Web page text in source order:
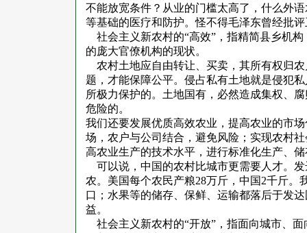
不能放宽条件？从业的门槛太高了，什么外
等基础的医疗和防护。怪不得毛泽东曾经批
社会主义新农村的“高效”，指精简县乡机
的庞大官僚机构的现状。
农村土地应自由转让、买卖，其所有权归
题，才能保障公平。侵占私有土地就是侵犯
所极力保护的。土地国有，必然造成集权、
危险的。
我们还要发展优质高效农业，提高农业的市
场，农户与公司结合，避免风险；实现农村
高农业生产的技术水平，进行标准化生产、
可以说，中国的农村比城市更需要人才。
农。美国每个农民产粮28万斤，中国2千斤
口；水果等的储存、保鲜、运输都落后于发
益。
社会主义新农村的“开放”，指面向城市、